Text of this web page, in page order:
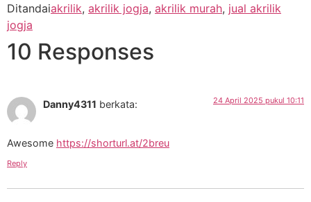
Ditandaiakrilik, akrilik jogja, akrilik murah, jual akrilik
jogja
10 Responses
Danny4311 berkata: 24 April 2025 pukul 10:11
Awesome https://shorturl.at/2breu
Reply